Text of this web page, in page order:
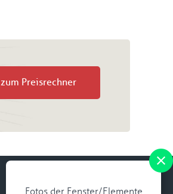
Fotos der Fenster/Elemente
zum Preisrechner